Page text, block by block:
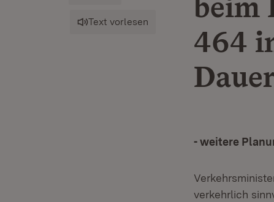
464
Text vorlesen
- weitere
verkehrlich